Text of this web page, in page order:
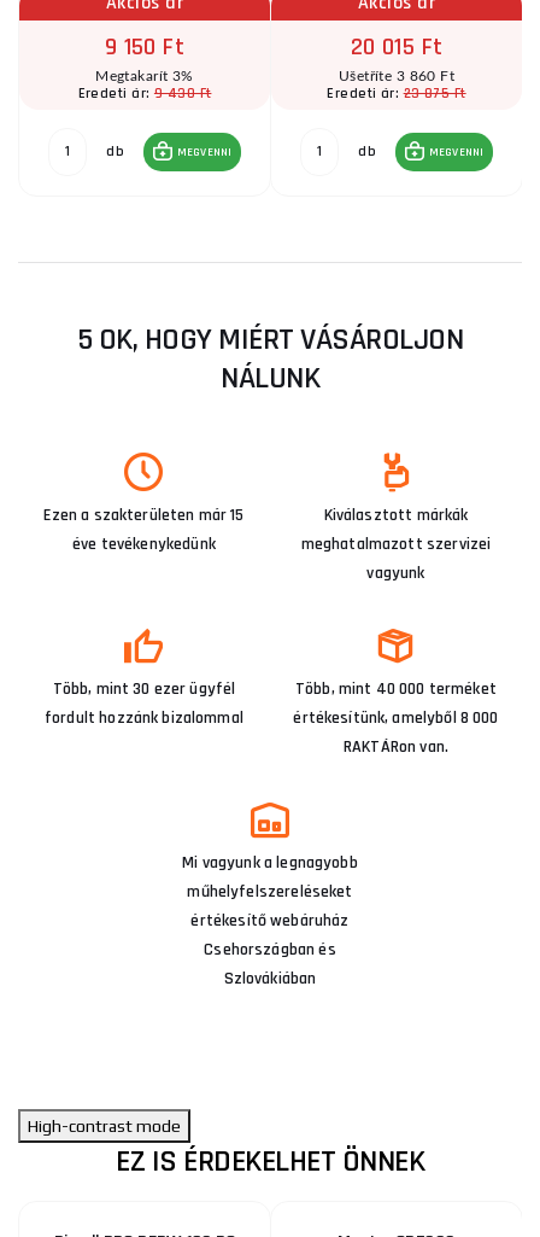
9 150 Ft
Megtakarít 3%
Eredeti ár:9 430 Ft
db MEGVENNI
20 015 Ft
Ušetříte 3 860 Ft
Eredeti ár:23 875 Ft
db MEGVENNI
5 OK, HOGY MIÉRT VÁSÁROLJON
NÁLUNK
Ezen a szakterületen már 15
éve tevékenykedünk
Kiválasztott márkák
meghatalmazott szervizei
vagyunk
Több, mint 30 ezer ügyfél
fordult hozzánk bizalommal
Több, mint 40 000 terméket
értékesítünk, amelyből 8 000
RAKTÁRon van.
Mi vagyunk a legnagyobb
műhelyfelszereléseket
értékesítő webáruház
Csehországban és
Szlovákiában
High-contrast mode
EZ IS ÉRDEKELHET ÖNNEK